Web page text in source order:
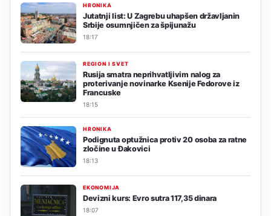
HRONIKA
Jutatnji list: U Zagrebu uhapšen državljanin
Srbije osumnjičen za špijunažu
18:17
REGION I SVET
Rusija smatra neprihvatljivim nalog za
proterivanje novinarke Ksenije Fedorove iz
Francuske
18:15
HRONIKA
Podignuta optužnica protiv 20 osoba za ratne
zločine u Đakovici
18:13
EKONOMIJA
Devizni kurs: Evro sutra 117,35 dinara
18:07